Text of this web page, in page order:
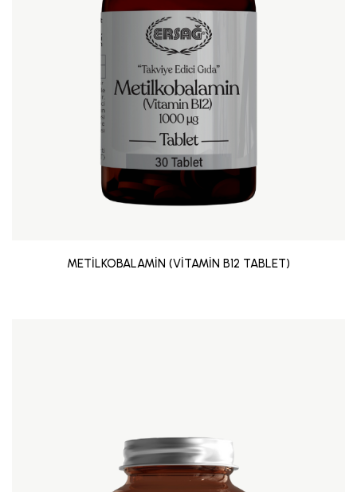
METİLKOBALAMİN (VİTAMİN B12 TABLET)